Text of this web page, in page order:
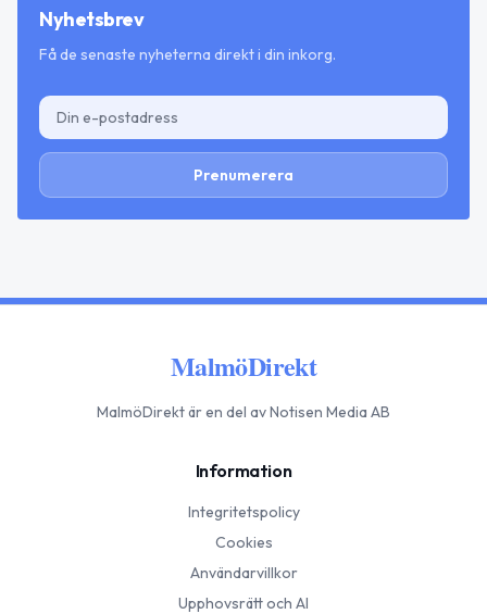
Nyhetsbrev
Få de senaste nyheterna direkt i din inkorg.
Prenumerera
MalmöDirekt
MalmöDirektär en del av Notisen Media AB
Information
Integritetspolicy
Cookies
Användarvillkor
Upphovsrätt och AI